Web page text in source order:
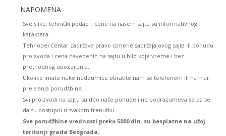
NAPOMENA
Sve slike, tehnički podaci i cene na našem sajtu su informativnog
karaktera.
Tehnobel Centar zadržava pravo izmene sadržaja ovog sajta ili ponudu
proizvoda i cena navedenih na sajtu u bilo koje vreme i bez
prethodnog upozorenja.
Ukoliko imate neke nedoumice obratite nam se telefonom ili na mail
pre slanja porudžbine.
Svi proizvodi na sajtu su deo naše ponude i ne podrazumeva se da se
da su dostupni u svakom trenutku.
Sve porudžbine vrednosti preko 5000 din. su besplatne na užoj
teritoriji grada Beograda.